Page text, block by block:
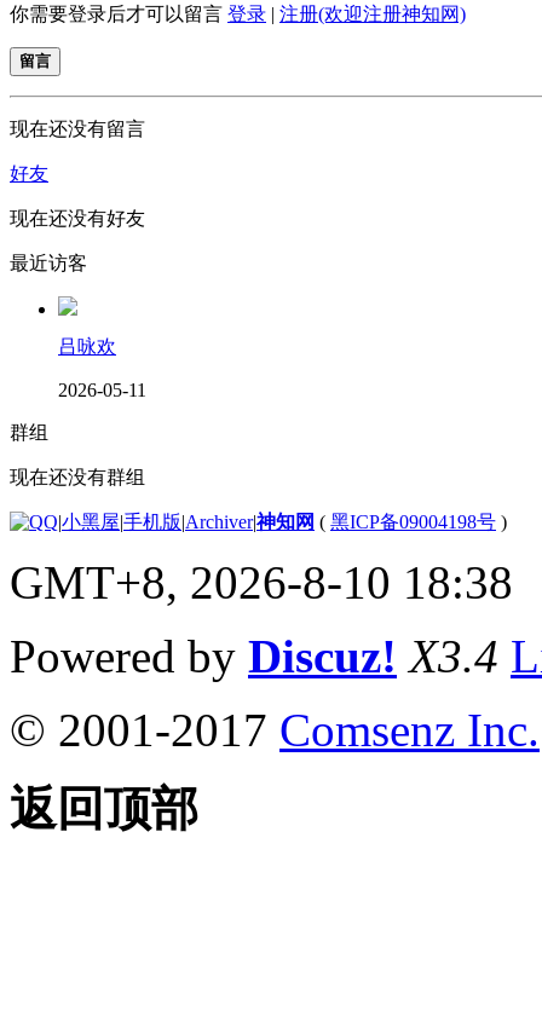
你需要登录后才可以留言 登录 | 注册(欢迎注册神知网)
留言
现在还没有留言
好友
现在还没有好友
最近访客
吕咏欢
2026-05-11
群组
现在还没有群组
|小黑屋|手机版|Archiver|神知网 ( 黑ICP备09004198号 )
GMT+8, 2026-8-10 18:38
Powered by Discuz! X3.4
© 2001-2017 Comsenz Inc.
返回顶部